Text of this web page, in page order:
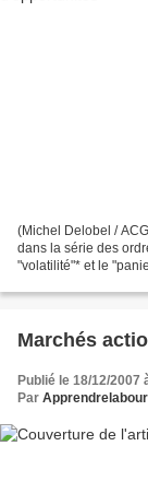
(Michel Delobel /
dans la série des
"volatilité"* et le
Marchés
Publié le 18/12/2007
Par